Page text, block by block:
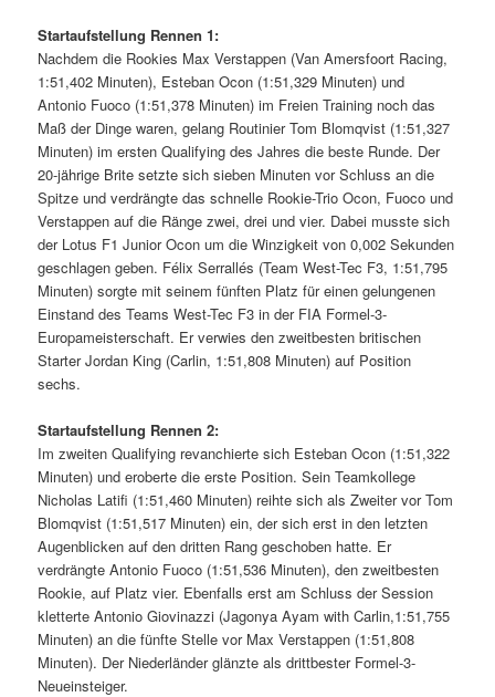
Startaufstellung Rennen 1:
Nachdem die Rookies Max Verstappen (Van Amersfoort Racing,
1:51,402 Minuten), Esteban Ocon (1:51,329 Minuten) und
Antonio Fuoco (1:51,378 Minuten) im Freien Training noch das
Maß der Dinge waren, gelang Routinier Tom Blomqvist (1:51,327
Minuten) im ersten Qualifying des Jahres die beste Runde. Der
20-jährige Brite setzte sich sieben Minuten vor Schluss an die
Spitze und verdrängte das schnelle Rookie-Trio Ocon, Fuoco und
Verstappen auf die Ränge zwei, drei und vier. Dabei musste sich
der Lotus F1 Junior Ocon um die Winzigkeit von 0,002 Sekunden
geschlagen geben. Félix Serrallés (Team West-Tec F3, 1:51,795
Minuten) sorgte mit seinem fünften Platz für einen gelungenen
Einstand des Teams West-Tec F3 in der FIA Formel-3-
Europameisterschaft. Er verwies den zweitbesten britischen
Starter Jordan King (Carlin, 1:51,808 Minuten) auf Position
sechs.
Startaufstellung Rennen 2:
Im zweiten Qualifying revanchierte sich Esteban Ocon (1:51,322
Minuten) und eroberte die erste Position. Sein Teamkollege
Nicholas Latifi (1:51,460 Minuten) reihte sich als Zweiter vor Tom
Blomqvist (1:51,517 Minuten) ein, der sich erst in den letzten
Augenblicken auf den dritten Rang geschoben hatte. Er
verdrängte Antonio Fuoco (1:51,536 Minuten), den zweitbesten
Rookie, auf Platz vier. Ebenfalls erst am Schluss der Session
kletterte Antonio Giovinazzi (Jagonya Ayam with Carlin,1:51,755
Minuten) an die fünfte Stelle vor Max Verstappen (1:51,808
Minuten). Der Niederländer glänzte als drittbester Formel-3-
Neueinsteiger.